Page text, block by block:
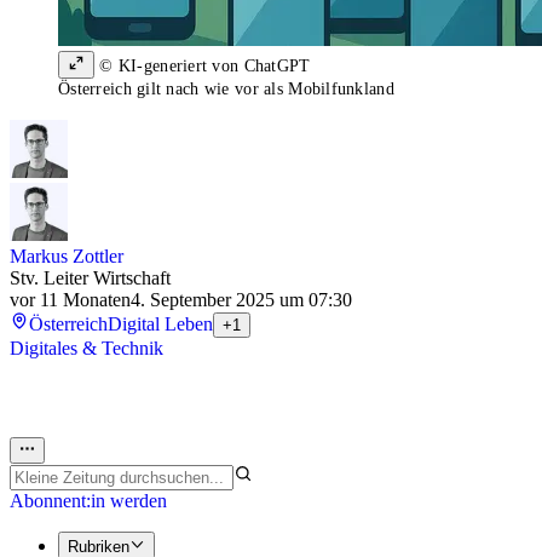
© KI-generiert von ChatGPT
Österreich gilt nach wie vor als Mobilfunkland
Markus Zottler
Stv. Leiter Wirtschaft
vor 11 Monaten4. September 2025 um 07:30
ÖsterreichDigital Leben +1
Digitales & Technik
Abonnent:in werden
Rubriken